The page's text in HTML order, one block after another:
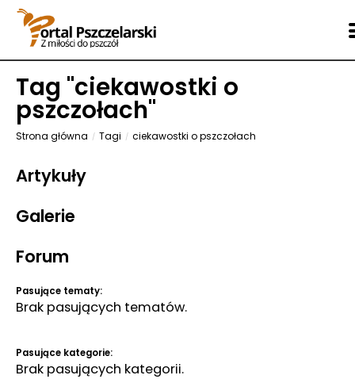
Tag "ciekawostki o
pszczołach"
Strona główna Tagi ciekawostki o pszczołach
Artykuły
Galerie
Forum
Pasujące tematy:
Brak pasujących tematów.
Pasujące kategorie:
Brak pasujących kategorii.